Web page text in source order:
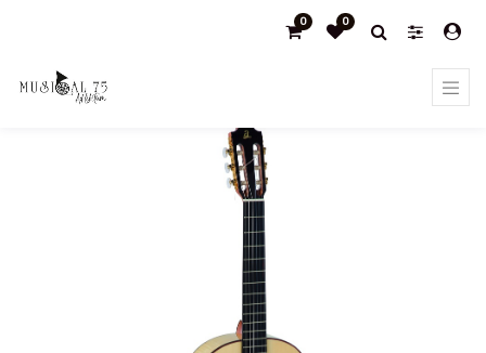
0 0
GUITARRA CLÁSICA ADMIRA F4 SERIE FLAMENCO